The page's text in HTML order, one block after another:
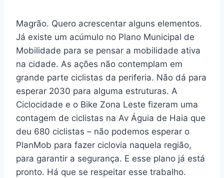
Magrão. Quero acrescentar alguns elementos.
Já existe um acúmulo no Plano Municipal de
Mobilidade para se pensar a mobilidade ativa
na cidade. As ações não contemplam em
grande parte ciclistas da periferia. Não dá para
esperar 2030 para alguma estruturas. A
Ciclocidade e o Bike Zona Leste fizeram uma
contagem de ciclistas na Av Águia de Haia que
deu 680 ciclistas – não podemos esperar o
PlanMob para fazer ciclovia naquela região,
para garantir a segurança. E esse plano já está
pronto. Há que se respeitar esse trabalho.